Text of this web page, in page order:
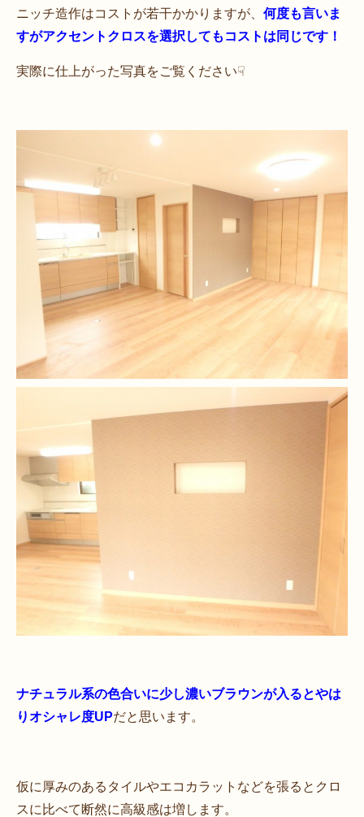
ニッチ造作はコストが若干かかりますが、 何度も言いま
すがアクセントクロスを選択してもコストは同じです ！
実際に仕上がった写真をご覧ください☟
ナチュラル系の色合いに少し濃いブラウンが入るとやは
りオシャレ度UPだと思います。
仮に厚みのあるタイルやエコカラットなどを張るとクロ
スに比べて断然に高級感は増します。